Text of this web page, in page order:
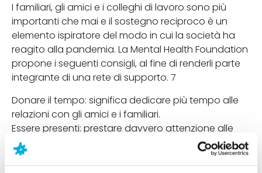
I familiari, gli amici e i colleghi di lavoro sono più
importanti che mai e il sostegno reciproco è un
elemento ispiratore del modo in cui la società ha
reagito alla pandemia. La Mental Health Foundation
propone i seguenti consigli, al fine di renderli parte
integrante di una rete di supporto. 7
Donare il tempo: significa dedicare più tempo alle
relazioni con gli amici e i familiari.
Essere presenti: prestare davvero attenzione alle
altre persone nella nostra vita e cercare di non
essere distratti dal telefono, dal lavoro o da altri
interessi.